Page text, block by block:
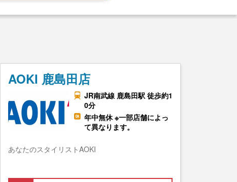
AOKI 鹿島田店
JR南武線 鹿島田駅 徒歩約1
0分
年中無休 ※一部店舗によっ
て異なります。
あなたのスタイリストAOKI